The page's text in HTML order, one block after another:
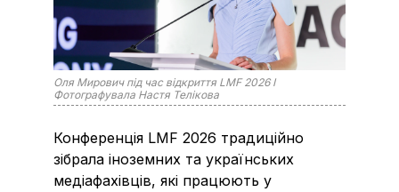
Оля Мирович під час відкриття LMF 2026 I
Фотографувала Настя Телікова
Конференція LMF 2026 традиційно
зібрала іноземних та українських
медіафахівців, які працюють у